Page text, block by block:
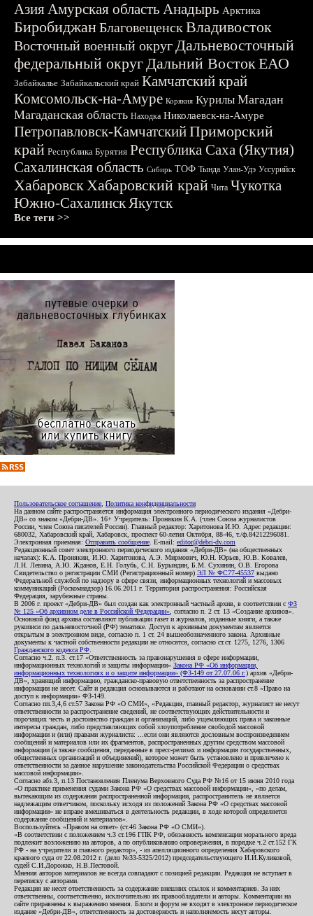
АзияАмурская область Анадырь Арктика
БиробиджанБлаговещенскВладивосток
Восточный военный округДальневосточный
федеральный округДальний ВостокЕАО
Забайкалье Забайкальский край Камчатский край
Комсомольск-на-Амуре Корякия Курилы Магадан
Магаданская область Находка Николаевск-на-Амуре
Петропавловск-КамчатскийПриморский
край Республика Бурятия Республика Саха (Якутия)
Сахалинская область Сибирь ТОФ Тында Улан-Удэ Уссурийск
ХабаровскХабаровский край Чита Чукотка
Южно-СахалинскЯкутск
Все теги >>
Пользовательское соглашение Политика конфиденциальности
На данном сайте распространяется информация электронного периодического издания «Дебри-
ДВ» со знаком «Дебри-ДВ». 16+ Учредитель: Пронякин К.А. (член Союза журналистов
России, член Союза писателей России). Главный редактор: Харитонова И.Ю. Адрес редакции:
680032, Хабаровский край, Хабаровск, проспект 60-летия Октября, 88-46, т./ф.84212296081.
Электронная приемная: Отправить сообщение . E-mail: editor@debri-dv.com
Редакционный совет электронного периодического издания «Дебри-ДВ» (на общественных
началах): К.А. Пронякин, И.Ю. Харитонова, А.Э. Мирмович, Ю.Н. Юрьев, Ю.В. Ковалев,
Л.Н. Левина, А.Ю. Жданов, Е.Н. Голубь, С.Н. Бурындин, Б.М. Сухинин, О.В. Егорова
Свидетельство о регистрации СМИ (Регистрационный номер) ЭЛ № ФС77-45537 выдано
Федеральной службой по надзору в сфере связи, информационных технологий и массовых
коммуникаций (Роскомнадзор) 16.06.2011 г. Территория распространения: Российская
Федерация, зарубежные страны.
В 2006 г. проект «Дебри-ДВ» был создан как электронный частный архив, в соответствии с ФЗ
№ 125 «Об архивном деле в Российской Федерации» , согласно п. 2 ст. 13 «Создание архивов».
Основной фонд архива составляют публикации газет и журналов, изданные книги, а также
рукописи по дальневосточной (РФ) тематике. Доступ к архивным документам является
открытым в электронном виде, согласно п. 1 ст. 24 вышеобозначенного закона. Архивные
документы к частной собственности редакции не относятся, согласно ст.ст. 1275, 1276, 1306
Гражданского кодекса РФ
Согласно ч.2. п.3. ст.17 «Ответственность за правонарушения в сфере информации,
информационных технологий и защиты информации» Закона РФ «Об информации,
информационных технологиях и о защите информации» (ФЗ-149 от 27.07.06 г.) архив «Дебри-
ДВ», хранящий информацию, гражданско-правовую ответственность за распространение
информации не несет. Сайт и редакция основываются и работают на основании ст.8 «Право на
доступ к информации» ФЗ-149.
Согласно пп.3,4,6 ст.57 Закона РФ «О СМИ», «Редакция, главный редактор, журналист не несут
ответственности за распространение сведений, не соответствующих действительности и
порочащих честь и достоинство граждан и организаций, либо ущемляющих права и законные
интересы граждан, либо представляющих собой злоупотребление свободой массовой
информации и (или) правами журналиста: ...если они являются дословным воспроизведением
сообщений и материалов или их фрагментов, распространенных другим средством массовой
информации (а также сообщения, переданные в пресс-релизах и информация государственных,
общественных организаций и объединений), которое может быть установлено и привлечено к
ответственности за данное нарушение законодательства Российской Федерации о средствах
массовой информации».
Согласно абз.3, п.13 Постановления Пленума Верховного Суда РФ №16 от 15 июня 2010 года
«О практике применения судами Закона РФ «О средствах массовой информации», «по делам,
вытекающим из содержания распространенной информации, распространитель не является
надлежащим ответчиком, поскольку исходя из положений Закона РФ «О средствах массовой
информации» не вправе вмешиваться в деятельность редакции, в ходе которой определяется
содержание сообщений и материалов».
Воспользуйтесь «Правом на ответ» (ст.46 Закона РФ «О СМИ»).
«В соответствии с положением ч.3 ст.196 ГПК РФ, обязанность компенсации морального вреда
подлежит возложению на авторов, а по опубликованию опровержения, в порядке ч.2 ст.152 ГК
РФ - на учредителя и главного редактор», - из апелляционного определения Хабаровского
краевого суда от 22.08.2012 г. (дело №33-5325/2012) председательствующего И.И.Куликовой,
судей С.И.Дорожко, Н.В.Пестовой.
Мнения авторов материалов не всегда совпадают с позицией редакции. Редакция не вступает в
переписку с авторами.
Редакция не несет ответственность за содержание внешних ссылок и комментариев. За них
ответственны, соответственно, исключительно их правообладатели и авторы. Комментарии на
сайте приравнены к выражению мнения. Блоги и форум не входят в электронное периодическое
издание «Дебри-ДВ», ответственность за достоверность и наполняемость несут авторы.